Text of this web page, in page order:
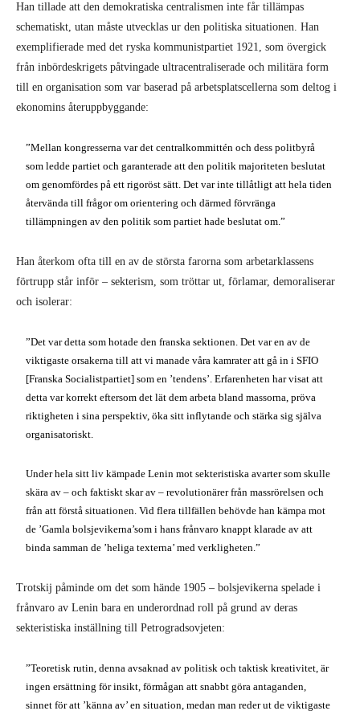
Han tillade att den demokratiska centralismen inte får tillämpas
schematiskt, utan måste utvecklas ur den politiska situationen. Han
exemplifierade med det ryska kommunistpartiet 1921, som övergick
från inbördeskrigets påtvingade ultracentraliserade och militära form
till en organisation som var baserad på arbetsplatscellerna som deltog i
ekonomins återuppbyggande:
”Mellan kongresserna var det centralkommittén och dess politbyrå
som ledde partiet och garanterade att den politik majoriteten beslutat
om genomfördes på ett rigoröst sätt. Det var inte tillåtligt att hela tiden
återvända till frågor om orientering och därmed förvränga
tillämpningen av den politik som partiet hade beslutat om.”
Han återkom ofta till en av de största farorna som arbetarklassens
förtrupp står inför – sekterism, som tröttar ut, förlamar, demoraliserar
och isolerar:
”Det var detta som hotade den franska sektionen. Det var en av de
viktigaste orsakerna till att vi manade våra kamrater att gå in i SFIO
[Franska Socialistpartiet] som en ’tendens’. Erfarenheten har visat att
detta var korrekt eftersom det lät dem arbeta bland massorna, pröva
riktigheten i sina perspektiv, öka sitt inflytande och stärka sig själva
organisatoriskt.
Under hela sitt liv kämpade Lenin mot sekteristiska avarter som skulle
skära av – och faktiskt skar av – revolutionärer från massrörelsen och
från att förstå situationen. Vid flera tillfällen behövde han kämpa mot
de ’Gamla bolsjevikerna’som i hans frånvaro knappt klarade av att
binda samman de ’heliga texterna’ med verkligheten.”
Trotskij påminde om det som hände 1905 – bolsjevikerna spelade i
frånvaro av Lenin bara en underordnad roll på grund av deras
sekteristiska inställning till Petrogradsovjeten:
”Teoretisk rutin, denna avsaknad av politisk och taktisk kreativitet, är
ingen ersättning för insikt, förmågan att snabbt göra antaganden,
sinnet för att ’känna av’ en situation, medan man reder ut de viktigaste